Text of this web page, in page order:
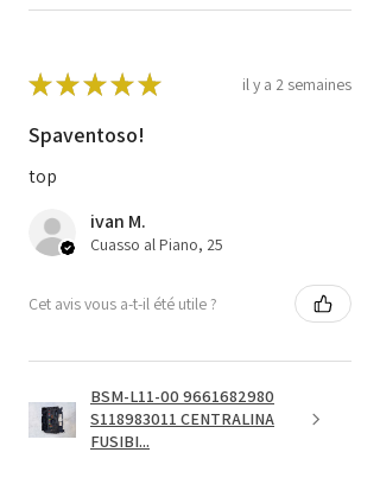
★★★★★ il y a 2 semaines
Spaventoso!
top
ivan M.
Cuasso al Piano, 25
Cet avis vous a-t-il été utile ?
BSM-L11-00 9661682980
S118983011 CENTRALINA
FUSIBI...